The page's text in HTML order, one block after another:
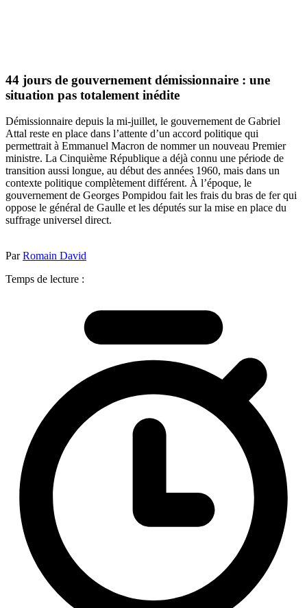
44 jours de gouvernement démissionnaire : une
situation pas totalement inédite
Démissionnaire depuis la mi-juillet, le gouvernement de Gabriel
Attal reste en place dans l’attente d’un accord politique qui
permettrait à Emmanuel Macron de nommer un nouveau Premier
ministre. La Cinquième République a déjà connu une période de
transition aussi longue, au début des années 1960, mais dans un
contexte politique complètement différent. À l’époque, le
gouvernement de Georges Pompidou fait les frais du bras de fer qui
oppose le général de Gaulle et les députés sur la mise en place du
suffrage universel direct.
ParRomain David
Temps de lecture :